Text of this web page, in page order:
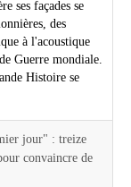
ses façades se
des
à l'acoustique
Guerre mondiale.
Histoire se
jour" : treize
convaincre de